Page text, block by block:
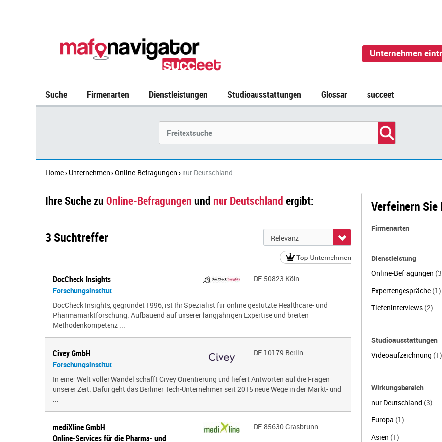
Unternehmen
Suche Firmenarten Dienstleistungen Studioausstattungen Glossar succeet
Home› Unternehmen ›Online-Befragungen › nur Deutschland
Ihre Suche zu Online-Befragungen und nur Deutschland ergibt:
3 Suchtreffer
DocCheck Insights
Forschungsinstitut
DE-50823 Köln
DocCheck Insights, gegründet 1996, ist Ihr Spezialist für online gestützte Healthcare- und
Pharmamarktforschung. Aufbauend auf unserer langjährigen Expertise und breiten
Methodenkompetenz ...
Civey GmbH
Forschungsinstitut
DE-10179 Berlin
In einer Welt voller Wandel schafft Civey Orientierung und liefert Antworten auf die Fragen
unserer Zeit. Dafür geht das Berliner Tech-Unternehmen seit 2015 neue Wege in der Markt- und
...
mediXline GmbH
Online-Services für die Pharma- und
DE-85630 Grasbrunn
Verfeinern Sie
Firmenarten
Dienstleistung
Online-Befragungen
Expertengespräche (1)
Tiefeninterviews (2)
Studioausstattungen
Videoaufzeichnung (1)
Wirkungsbereich
nur Deutschland (3)
Europa (1)
Asien (1)